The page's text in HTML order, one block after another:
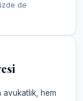
de
avukatlık, hem